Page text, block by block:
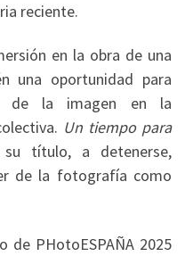
reciente.
en la obra de una
una oportunidad para
de la imagen en la
Un tiempo para
título, a detenerse,
de la fotografía como
de PHotoESPAÑA 2025